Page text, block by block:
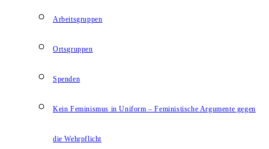
Arbeitsgruppen
Ortsgruppen
Spenden
Kein Feminismus in Uniform – Feministische Argumente gegen
die Wehrpflicht